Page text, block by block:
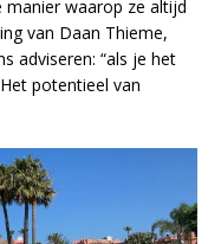
manier waarop ze altijd
van Daan Thieme,
adviseren: “als je het
potentieel van